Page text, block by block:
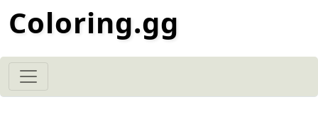
Coloring.gg